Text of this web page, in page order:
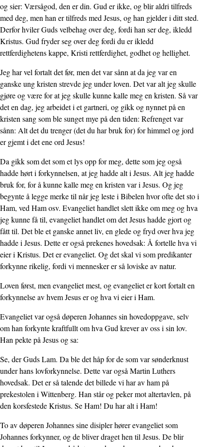
og sier: Værsågod, den er din. Gud er ikke, og blir aldri tilfreds
med deg, men han er tilfreds med Jesus, og han gjelder i ditt sted.
Derfor hviler Guds velbehag over deg, fordi han ser deg, ikledd
Kristus. Gud fryder seg over deg fordi du er ikledd
rettferdighetens kappe, Kristi rettferdighet, godhet og hellighet.
Jeg har vel fortalt det før, men det var sånn at da jeg var en
ganske ung kristen strevde jeg under loven. Det var alt jeg skulle
gjøre og være for at jeg skulle kunne kalle meg en kristen. Så var
det en dag, jeg arbeidet i et gartneri, og gikk og nynnet på en
kristen sang som ble sunget mye på den tiden: Refrenget var
sånn: Alt det du trenger (det du har bruk for) for himmel og jord
er gjemt i det ene ord Jesus!
Da gikk som det som et lys opp for meg, dette som jeg også
hadde hørt i forkynnelsen, at jeg hadde alt i Jesus. Alt jeg hadde
bruk for, for å kunne kalle meg en kristen var i Jesus. Og jeg
begynte å legge merke til når jeg leste i Bibelen hvor ofte det sto i
Ham, ved Ham osv. Evangeliet handlet slett ikke om meg og hva
jeg kunne få til, evangeliet handlet om det Jesus hadde gjort og
fått til. Det ble et ganske annet liv, en glede og fryd over hva jeg
hadde i Jesus. Dette er også prekenes hovedsak: Å fortelle hva vi
eier i Kristus. Det er evangeliet. Og det skal vi som predikanter
forkynne rikelig, fordi vi mennesker er så loviske av natur.
Loven først, men evangeliet mest, og evangeliet er kort fortalt en
forkynnelse av hvem Jesus er og hva vi eier i Ham.
Evangeliet var også døperen Johannes sin hovedoppgave, selv
om han forkynte kraftfullt om hva Gud krever av oss i sin lov.
Han pekte på Jesus og sa:
Se, der Guds Lam. Da ble det håp for de som var sønderknust
under hans lovforkynnelse. Dette var også Martin Luthers
hovedsak. Det er så talende det billede vi har av ham på
prekestolen i Wittenberg. Han står og peker mot altertavlen, på
den korsfestede Kristus. Se Ham! Du har alt i Ham!
To av døperen Johannes sine disipler hører evangeliet som
Johannes forkynner, og de bliver draget hen til Jesus. De blir